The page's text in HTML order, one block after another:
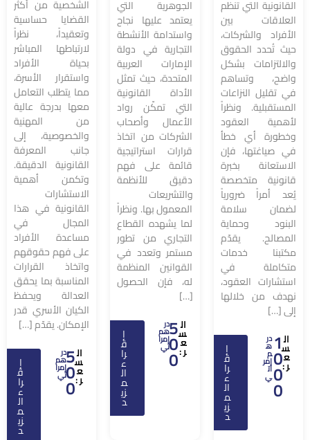
القانونية التي تنظم
العلاقات بين
الأفراد والشركات،
حيث تُحدد الحقوق
والالتزامات بشكل
واضح، وتساهم
في تقليل النزاعات
المستقبلية. ونظراً
لأهمية العقود
وخطورة أي خطأ
في صياغتها، فإن
الاستعانة بخبرة
قانونية متخصصة
يُعد أمراً ضرورياً
لضمان سلامة
البنود وحماية
المصالح. يقدّم
مكتبنا خدمات
متكاملة في
استشارات العقود،
نهدف من خلالها
إلى […]
ال
س
ع
ر :
1
0
0
0
در
ه
م
إمر
ات
ي
إ
ق
را
ء
ال
م
زي
د
الجوهرية التي
يعتمد عليها نجاح
واستدامة الأنشطة
التجارية في دولة
الإمارات العربية
المتحدة، حيث تمثل
الأداة القانونية
التي تمكّن رواد
الأعمال وأصحاب
الشركات من اتخاذ
قرارات استراتيجية
قائمة على فهم
دقيق للأنظمة
والتشريعات
المعمول بها. ونظراً
لما يشهده القطاع
التجاري من تطور
مستمر وتعدد في
القوانين المنظمة
له، فإن الحصول
[…]
ال
س
ع
ر :
5
0
0
در
هم
إمرا
تي
إ
ق
را
ء
ال
م
زي
د
الشخصية من أكثر
القضايا حساسية
وتعقيداً، نظراً
لارتباطها المباشر
بحياة الأفراد
واستقرار الأسرة،
مما يتطلب التعامل
معها بدرجة عالية
من المهنية
والخصوصية، إلى
جانب المعرفة
القانونية الدقيقة.
وتكمن أهمية
الاستشارات
القانونية في هذا
المجال في
مساعدة الأفراد
على فهم حقوقهم
واتخاذ القرارات
المناسبة بما يحقق
العدالة ويحفظ
الكيان الأسري قدر
الإمكان. يقدّم […]
ال
س
ع
ر :
5
0
0
در
هم
إمرا
تي
إ
ق
را
ء
ال
م
زي
د